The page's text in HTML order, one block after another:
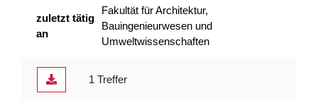
zuletzt tätig
an
Fakultät für Architektur,
Bauingenieurwesen und
Umweltwissenschaften
1 Treffer